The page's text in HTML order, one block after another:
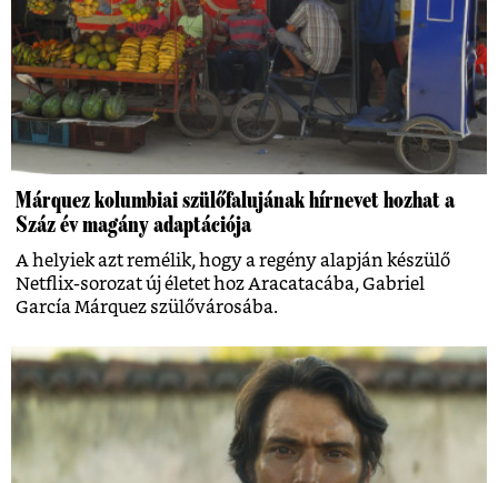
Márquez kolumbiai szülőfalujának hírnevet hozhat a
Száz év magány adaptációja
A helyiek azt remélik, hogy a regény alapján készülő
Netflix-sorozat új életet hoz Aracatacába, Gabriel
García Márquez szülővárosába.